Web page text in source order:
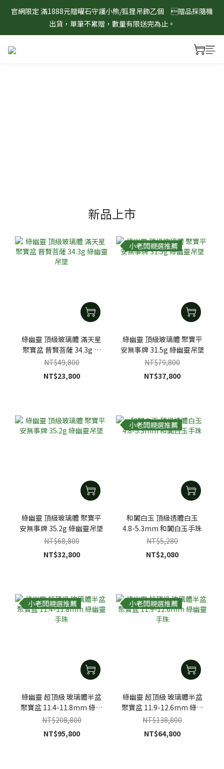
8/1-8/31 淨心護運 全館8折起 記得將商品加入購物車查看最終折
扣金額！
官網限定 滿1888元贈曜石守護小熊/狐狸吊飾乙個　贈品採隨機
出貨，單筆不累贈，數量有限送完為止。
新品上市
綠幽靈 頂級玻璃體 滿天星
聚寶盆 普賢菩薩 34.3g 綠
幽靈吊墜
NT$49,800
NT$23,800
小老闆親選推薦
綠幽靈 頂級玻璃體 聚寶平
安無事牌 31.5g 綠幽靈吊墜
NT$79,800
NT$37,800
綠幽靈 頂級玻璃體 聚寶平
安無事牌 35.2g 綠幽靈吊墜
NT$68,800
NT$32,800
小老闆親選推薦
和闐白玉 頂級透體白玉
4.8-5.3mm 和闐白玉手珠
NT$5,280
NT$2,080
小老闆親選推薦
綠幽靈 超頂級 玻璃體半盆
聚寶盆 11.4-11.8mm 綠幽
靈手珠
NT$208,800
NT$95,800
小老闆親選推薦
綠幽靈 超頂級 玻璃體半盆
聚寶盆 11.9-12.6mm 綠幽
靈手珠
NT$138,800
NT$64,800